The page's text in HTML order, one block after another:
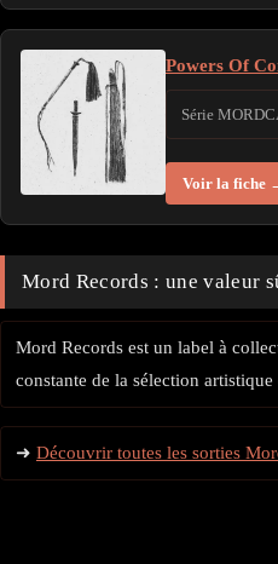
Powers Of
Série
Voir la fiche
Mord Records : une valeur
Mord Records est un label à
constante de la sélection
➜ Découvrir toutes les sorties